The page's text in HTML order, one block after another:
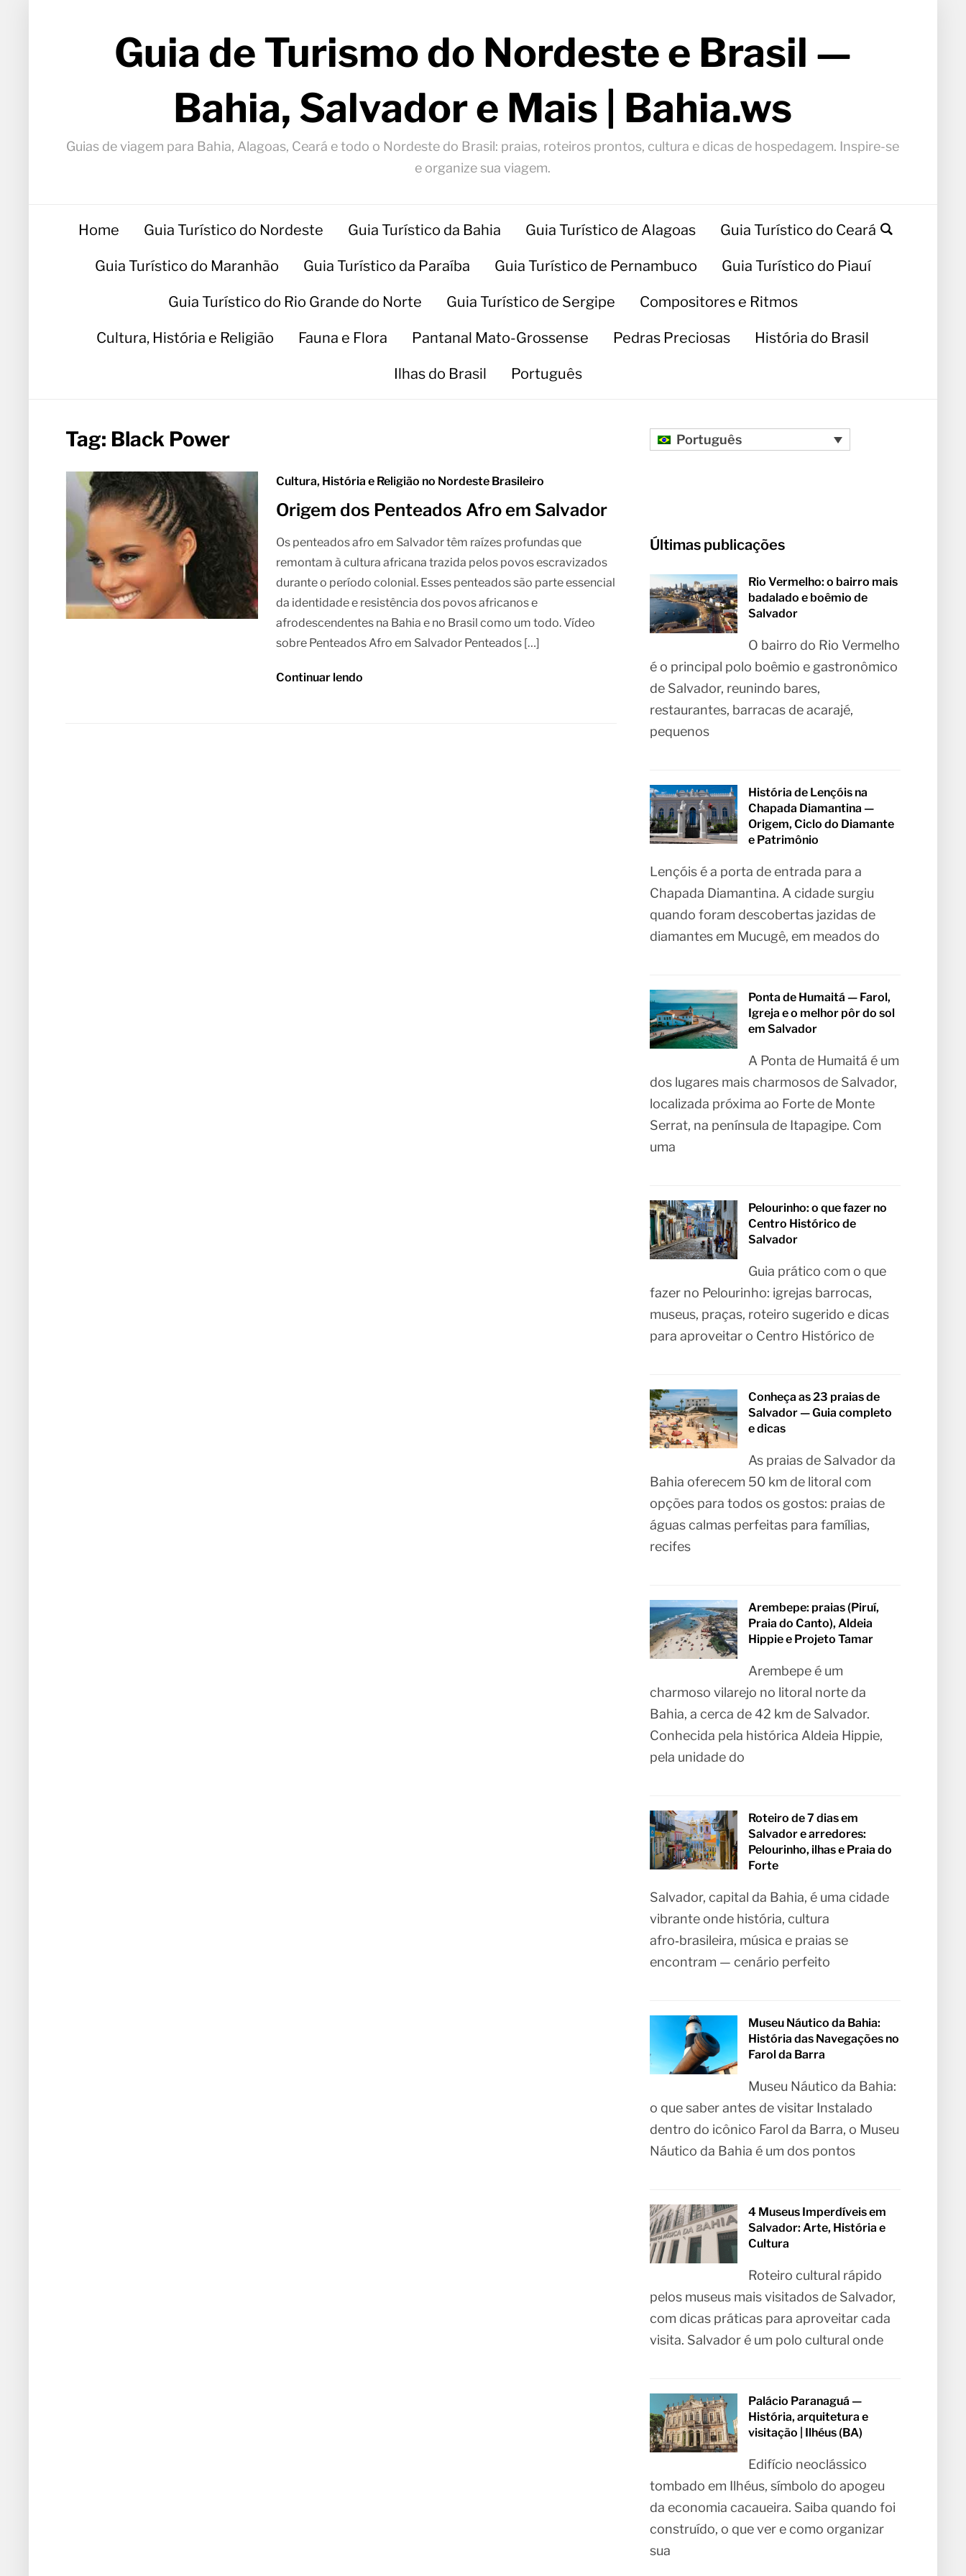
Guia de Turismo do Nordeste e Brasil —
Bahia, Salvador e Mais | Bahia.ws
Guias de viagem para Bahia, Alagoas, Ceará e todo o Nordeste do Brasil: praias, roteiros prontos, cultura e dicas de hospedagem. Inspire-se
e organize sua viagem.
Home Guia Turístico do Nordeste Guia Turístico da Bahia Guia Turístico de Alagoas Guia Turístico do Ceará
Guia Turístico do Maranhão Guia Turístico da Paraíba Guia Turístico de Pernambuco Guia Turístico do Piauí
Guia Turístico do Rio Grande do Norte Guia Turístico de Sergipe Compositores e Ritmos
Cultura, História e Religião Fauna e Flora Pantanal Mato-Grossense Pedras Preciosas História do Brasil
Ilhas do Brasil Português
Tag: Black Power
Cultura, História e Religião no Nordeste Brasileiro
Origem dos Penteados Afro em Salvador
Os penteados afro em Salvador têm raízes profundas que
remontam à cultura africana trazida pelos povos escravizados
durante o período colonial. Esses penteados são parte essencial
da identidade e resistência dos povos africanos e
afrodescendentes na Bahia e no Brasil como um todo. Vídeo
sobre Penteados Afro em Salvador Penteados […]
Continuar lendo
Português
Últimas publicações
Rio Vermelho: o bairro mais
badalado e boêmio de
Salvador
O bairro do Rio Vermelho
é o principal polo boêmio e gastronômico
de Salvador, reunindo bares,
restaurantes, barracas de acarajé,
pequenos
História de Lençóis na
Chapada Diamantina —
Origem, Ciclo do Diamante
e Patrimônio
Lençóis é a porta de entrada para a
Chapada Diamantina. A cidade surgiu
quando foram descobertas jazidas de
diamantes em Mucugê, em meados do
Ponta de Humaitá — Farol,
Igreja e o melhor pôr do sol
em Salvador
A Ponta de Humaitá é um
dos lugares mais charmosos de Salvador,
localizada próxima ao Forte de Monte
Serrat, na península de Itapagipe. Com
uma
Pelourinho: o que fazer no
Centro Histórico de
Salvador
Guia prático com o que
fazer no Pelourinho: igrejas barrocas,
museus, praças, roteiro sugerido e dicas
para aproveitar o Centro Histórico de
Conheça as 23 praias de
Salvador — Guia completo
e dicas
As praias de Salvador da
Bahia oferecem 50 km de litoral com
opções para todos os gostos: praias de
águas calmas perfeitas para famílias,
recifes
Arembepe: praias (Piruí,
Praia do Canto), Aldeia
Hippie e Projeto Tamar
Arembepe é um
charmoso vilarejo no litoral norte da
Bahia, a cerca de 42 km de Salvador.
Conhecida pela histórica Aldeia Hippie,
pela unidade do
Roteiro de 7 dias em
Salvador e arredores:
Pelourinho, ilhas e Praia do
Forte
Salvador, capital da Bahia, é uma cidade
vibrante onde história, cultura
afro‑brasileira, música e praias se
encontram — cenário perfeito
Museu Náutico da Bahia:
História das Navegações no
Farol da Barra
Museu Náutico da Bahia:
o que saber antes de visitar Instalado
dentro do icônico Farol da Barra, o Museu
Náutico da Bahia é um dos pontos
4 Museus Imperdíveis em
Salvador: Arte, História e
Cultura
Roteiro cultural rápido
pelos museus mais visitados de Salvador,
com dicas práticas para aproveitar cada
visita. Salvador é um polo cultural onde
Palácio Paranaguá —
História, arquitetura e
visitação | Ilhéus (BA)
Edifício neoclássico
tombado em Ilhéus, símbolo do apogeu
da economia cacaueira. Saiba quando foi
construído, o que ver e como organizar
sua